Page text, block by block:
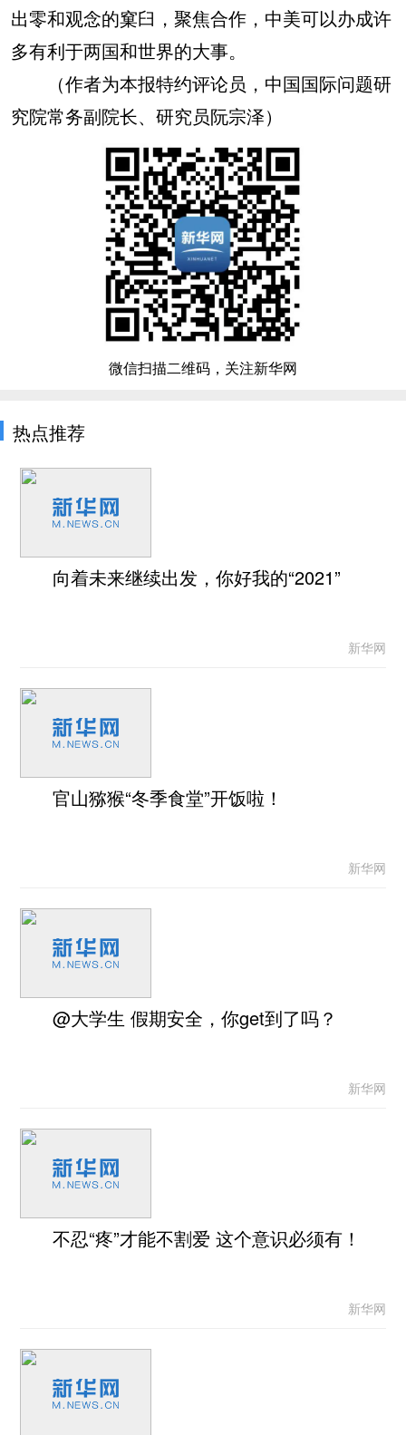
出零和观念的窠臼，聚焦合作，中美可以办成许
多有利于两国和世界的大事。
（作者为本报特约评论员，中国国际问题研
究院常务副院长、研究员阮宗泽）
微信扫描二维码，关注新华网
热点推荐
向着未来继续出发，你好我的“2021”
新华网
官山猕猴“冬季食堂”开饭啦！
新华网
@大学生 假期安全，你get到了吗？
新华网
不忍“疼”才能不割爱 这个意识必须有！
新华网